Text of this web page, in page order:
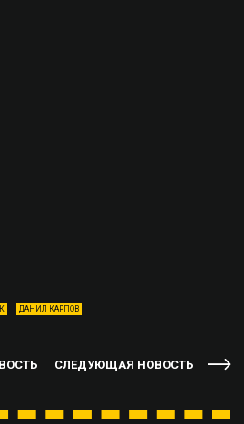
ДАНИЛ КАРПОВ
СЛЕДУЮЩАЯ НОВОСТЬ